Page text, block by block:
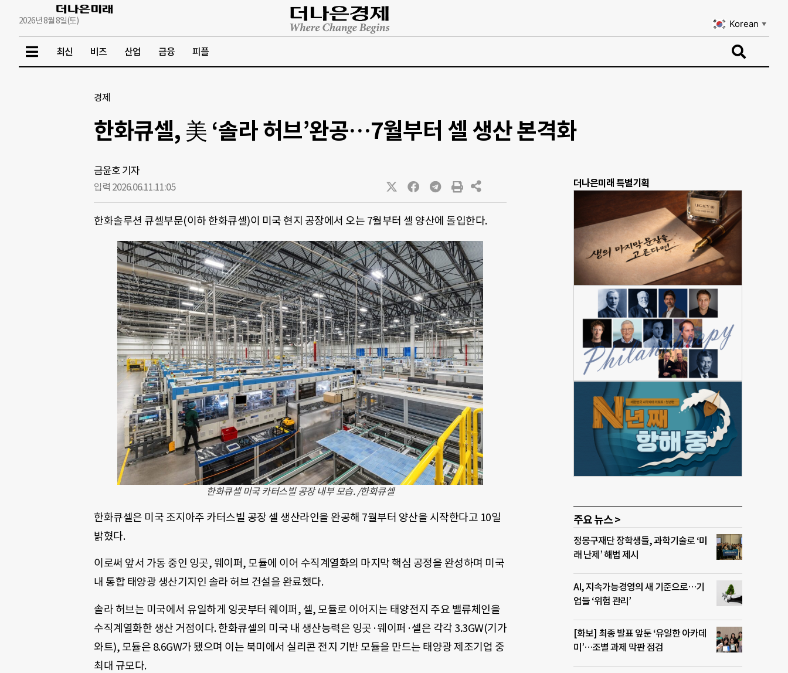
2026년 8월 8일(토) Korean ▼
최신 비즈 산업 금융 피플
경제
한화큐셀, 美 ‘솔라 허브’완공…7월부터 셀 생산 본격화
금윤호 기자
입력 2026.06.11.11:05
한화솔루션 큐셀부문(이하 한화큐셀)이 미국 현지 공장에서 오는 7월부터 셀 양산에 돌입한다.
한화큐셀 미국 카터스빌 공장 내부 모습. /한화큐셀
한화큐셀은 미국 조지아주 카터스빌 공장 셀 생산라인을 완공해 7월부터 양산을 시작한다고 10일
밝혔다.
이로써 앞서 가동 중인 잉곳, 웨이퍼, 모듈에 이어 수직계열화의 마지막 핵심 공정을 완성하며 미국
내 통합 태양광 생산기지인 솔라 허브 건설을 완료했다.
솔라 허브는 미국에서 유일하게 잉곳부터 웨이퍼, 셀, 모듈로 이어지는 태양전지 주요 밸류체인을
수직계열화한 생산 거점이다. 한화큐셀의 미국 내 생산능력은 잉곳·웨이퍼·셀은 각각 3.3GW(기가
와트), 모듈은 8.6GW가 됐으며 이는 북미에서 실리콘 전지 기반 모듈을 만드는 태양광 제조기업 중
최대 규모다.
더나은미래 특별기획
주요 뉴스 >
정몽구재단 장학생들, 과학기술로 ‘미
래 난제’ 해법 제시
AI, 지속가능경영의 새 기준으로…기
업들 ‘위험 관리’
[화보] 최종 발표 앞둔 ‘유일한 아카데
미’…조별 과제 막판 점검